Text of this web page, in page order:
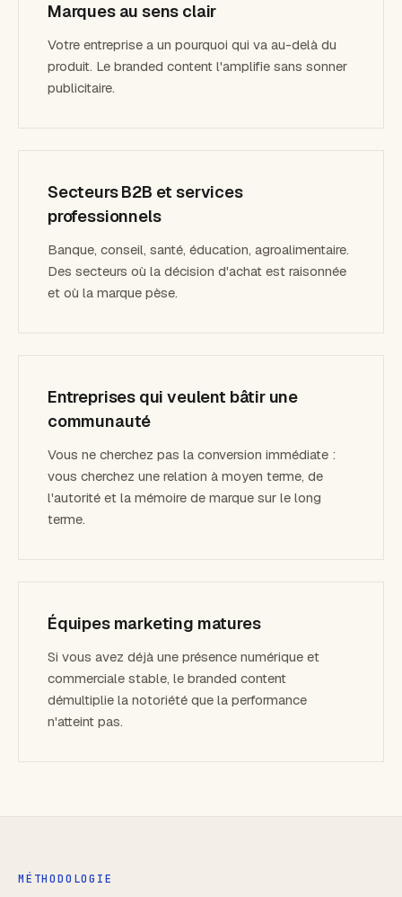
Marques au sens clair
Votre entreprise a un pourquoi qui va au-delà du
produit. Le branded content l'amplifie sans sonner
publicitaire.
Secteurs B2B et services
professionnels
Banque, conseil, santé, éducation, agroalimentaire.
Des secteurs où la décision d'achat est raisonnée
et où la marque pèse.
Entreprises qui veulent bâtir une
communauté
Vous ne cherchez pas la conversion immédiate :
vous cherchez une relation à moyen terme, de
l'autorité et la mémoire de marque sur le long
terme.
Équipes marketing matures
Si vous avez déjà une présence numérique et
commerciale stable, le branded content
démultiplie la notoriété que la performance
n'atteint pas.
MÉTHODOLOGIE